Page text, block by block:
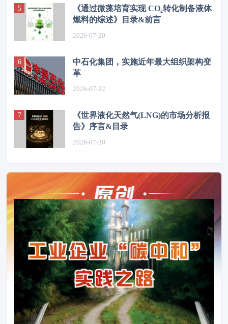
《通过微藻培育实现 CO₂转化制备液体
燃料的综述》目录&前言
2026-07-20
中石化集团，实施近年最大组织架构变
革
2026-07-22
《世界液化天然气(LNG)的市场分析报
告》序言&目录
2026-07-20